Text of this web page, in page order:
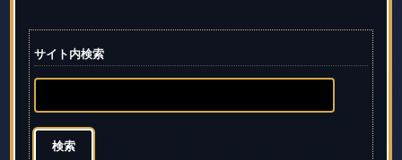
サイト内検索